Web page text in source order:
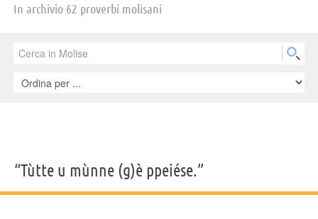
In archivio 62 proverbi molisani
“Tùtte u mùnne (g)è ppeiése.”